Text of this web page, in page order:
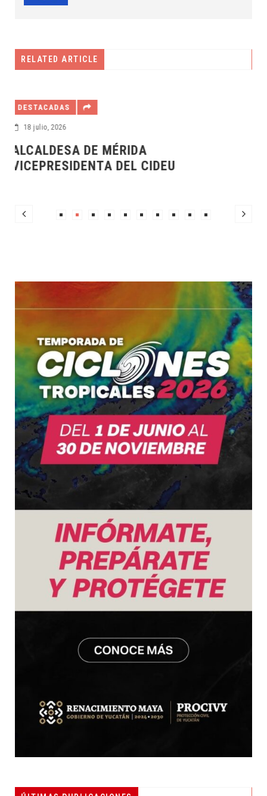
RELATED ARTICLE
DESTACADAS
5 julio, 2026
PARA IMPULSAR LA CIENCIA, LA
TECNOLOGÍA Y LA EDUCACIÓN